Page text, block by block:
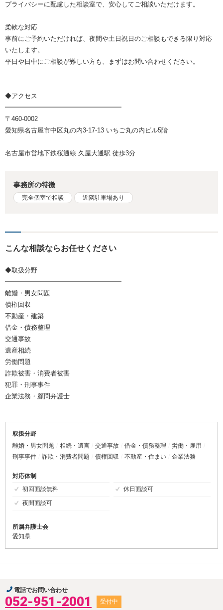
プライバシーに配慮した相談室で、安心してご相談いただけます。
柔軟な対応
事前にご予約いただければ、夜間や土日祝日のご相談もできる限り対応
いたします。
平日や日中にご相談が難しい方も、まずはお問い合わせください。
◆アクセス
━━━━━━━━━━━━━━━━━━
〒460-0002
愛知県名古屋市中区丸の内3-17-13 いちご丸の内ビル5階
名古屋市営地下鉄桜通線 久屋大通駅 徒歩3分
事務所の特徴
完全個室で相談 近隣駐車場あり
こんな相談ならお任せください
◆取扱分野
━━━━━━━━━━━━━━━━━━
離婚・男女問題
債権回収
不動産・建築
借金・債務整理
交通事故
遺産相続
労働問題
詐欺被害・消費者被害
犯罪・刑事事件
企業法務・顧問弁護士
取扱分野
離婚・男女問題
相続・遺言 交通事故 借金・債務整理
労働・雇用
刑事事件
詐欺・消費者問題 債権回収 不動産・住まい 企業法務
対応体制
初回面談無料
休日面談可
夜間面談可
所属弁護士会
愛知県
電話でお問い合わせ
052-951-2001 受付中